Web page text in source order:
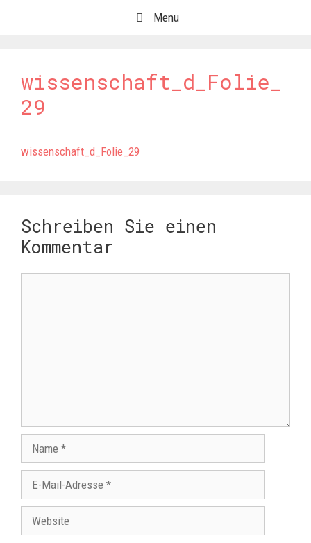
Menu
wissenschaft_d_Folie_
29
wissenschaft_d_Folie_29
Schreiben Sie einen
Kommentar